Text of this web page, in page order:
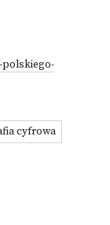
cyfrowa